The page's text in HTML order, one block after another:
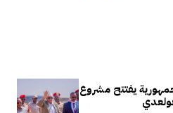
يفتتح مشروع